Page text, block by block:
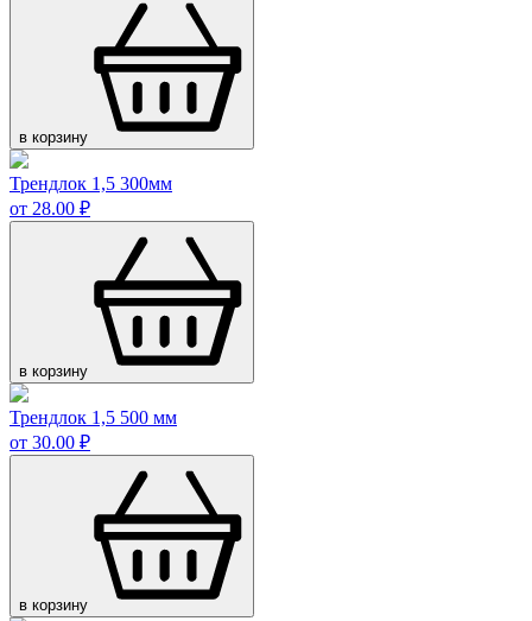
в корзину
Трендлок 1,5 300мм
от 28.00 ₽
в корзину
Трендлок 1,5 500 мм
от 30.00 ₽
в корзину